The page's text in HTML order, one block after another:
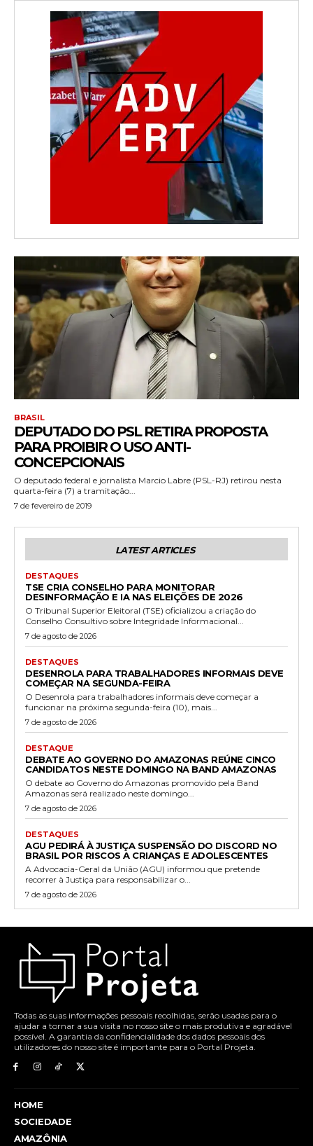
BRASIL
DEPUTADO DO PSL RETIRA PROPOSTA
PARA PROIBIR O USO ANTI-
CONCEPCIONAIS
O deputado federal e jornalista Marcio Labre (PSL-RJ) retirou nesta
quarta-feira (7) a tramitação...
7 de fevereiro de 2019
LATEST ARTICLES
DESTAQUES
TSE CRIA CONSELHO PARA MONITORAR
DESINFORMAÇÃO E IA NAS ELEIÇÕES DE 2026
O Tribunal Superior Eleitoral (TSE) oficializou a criação do
Conselho Consultivo sobre Integridade Informacional...
7 de agosto de 2026
DESTAQUES
DESENROLA PARA TRABALHADORES INFORMAIS DEVE
COMEÇAR NA SEGUNDA-FEIRA
O Desenrola para trabalhadores informais deve começar a
funcionar na próxima segunda-feira (10), mais...
7 de agosto de 2026
DESTAQUE
DEBATE AO GOVERNO DO AMAZONAS REÚNE CINCO
CANDIDATOS NESTE DOMINGO NA BAND AMAZONAS
O debate ao Governo do Amazonas promovido pela Band
Amazonas será realizado neste domingo...
7 de agosto de 2026
DESTAQUES
AGU PEDIRÁ À JUSTIÇA SUSPENSÃO DO DISCORD NO
BRASIL POR RISCOS A CRIANÇAS E ADOLESCENTES
A Advocacia-Geral da União (AGU) informou que pretende
recorrer à Justiça para responsabilizar o...
7 de agosto de 2026
Todas as suas informações pessoais recolhidas, serão usadas para o
ajudar a tornar a sua visita no nosso site o mais produtiva e agradável
possível. A garantia da confidencialidade dos dados pessoais dos
utilizadores do nosso site é importante para o Portal Projeta.
HOME
SOCIEDADE
AMAZÔNIA